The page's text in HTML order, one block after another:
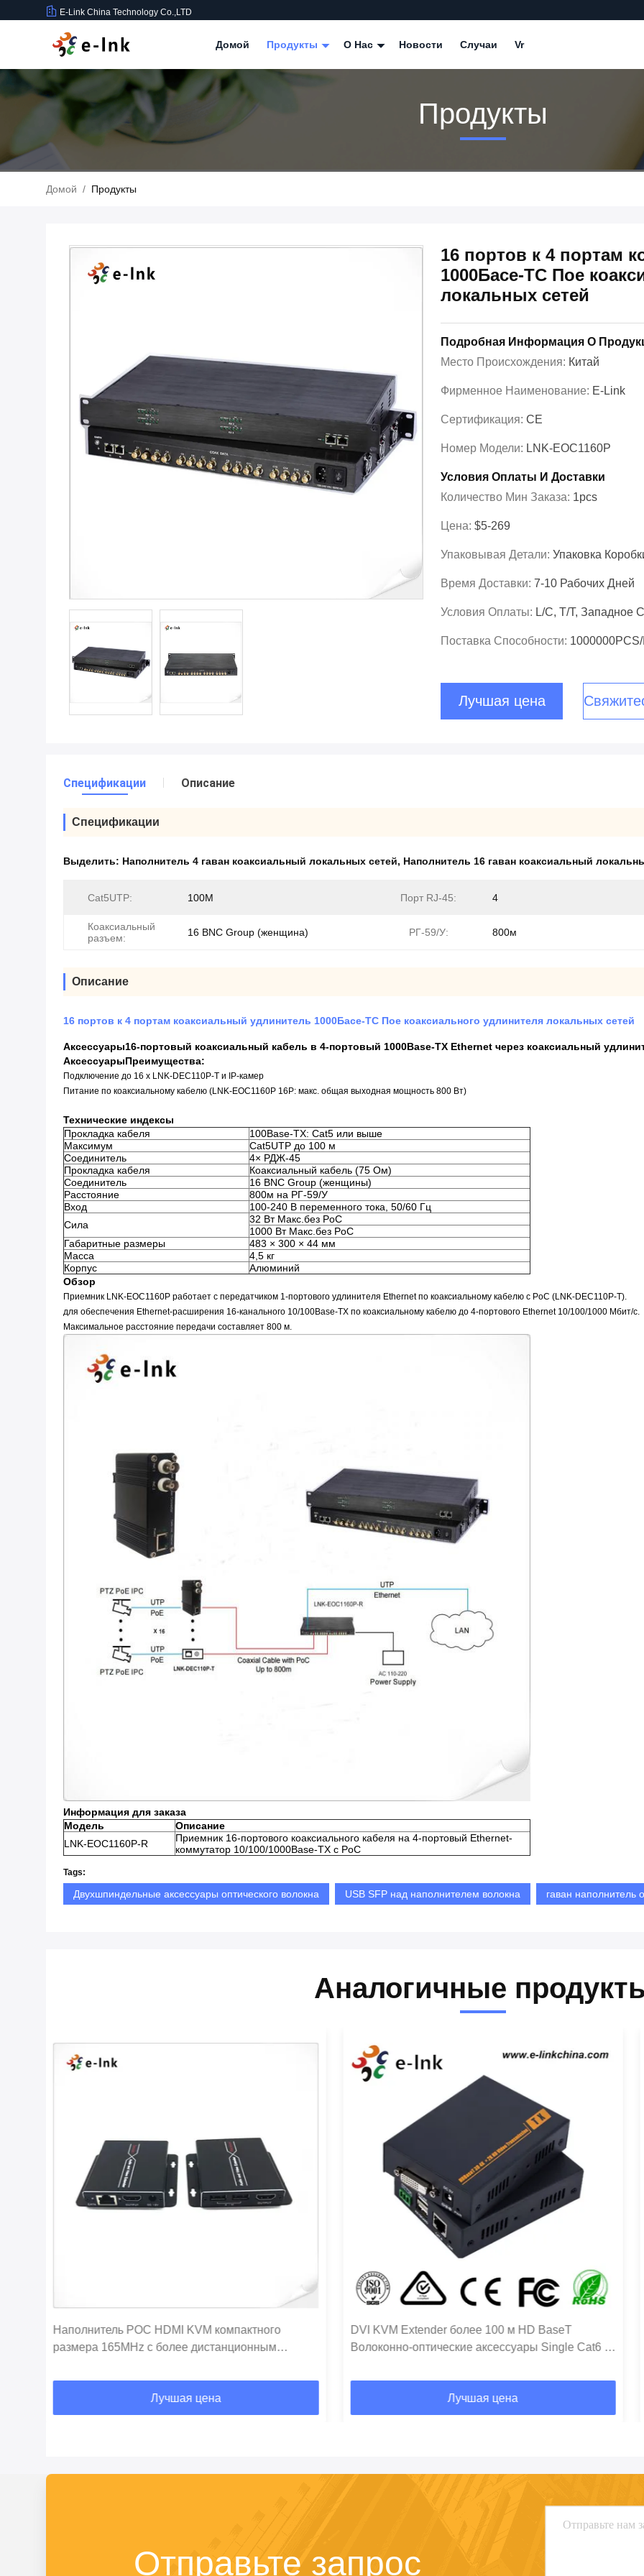
E-Link China Technology Co.,LTD
Домой Продукты О Нас Новости Случаи Vr
Продукты
Домой / Продукты
16 портов к 4 портам
1000Басе-ТС Пое
локальных сетей
Подробная Информация О
Место Происхождения: Китай
Фирменное Наименование: E-Link
Сертификация: CE
Номер Модели: LNK-EOC1160P
Условия Оплаты И Доставки
Количество Мин Заказа: 1pcs
Цена: $5-269
Упаковывая Детали: Упаковка
Время Доставки: 7-10 Рабочих Дней
Условия Оплаты: L/C, T/T, Западное
Поставка Способности:
Лучшая цена
Спецификации Описание
Спецификации
Выделить: Наполнитель 4 гаван коаксиальный локальных сетей, Наполнитель 16 гаван коаксиальный
Cat5UTP: 100М Порт RJ-45: 4
Коаксиальный
разъем:
16 BNC Group (женщина) РГ-59/У: 800м
Описание
16 портов к 4 портам коаксиальный удлинитель 1000Басе-ТС Пое коаксиального удлинителя локальных сетей
Аксессуары16-портовый коаксиальный кабель в 4-портовый 1000Base-TX Ethernet через коаксиальный
АксессуарыПреимущества:
Подключение до 16 x LNK-DEC110P-T и IP-камер
Питание по коаксиальному кабелю (LNK-EOC1160P 16P: макс. общая выходная мощность 800 Вт)
Технические индексы
Прокладка кабеля
100Base-TX: Cat5 или выше
Максимум
Cat5UTP до 100 м
Соединитель
4× РДЖ-45
Прокладка кабеля
Коаксиальный кабель (75 Ом)
Соединитель
16 BNC Group (женщины)
Расстояние
800м на РГ-59/У
Вход
100-240 В переменного тока, 50/60 Гц
Сила
32 Вт Макс.без PoC
1000 Вт Макс.без PoC
Габаритные размеры
483 × 300 × 44 мм
Масса
4,5 кг
Корпус
Алюминий
Обзор
Приемник LNK-EOC1160P работает с передатчиком 1-портового удлинителя Ethernet по коаксиальному кабелю с PoC (LNK-DEC110P-T).
для обеспечения Ethernet-расширения 16-канального 10/100Base-TX по коаксиальному кабелю до 4-портового Ethernet 10/100/1000 Мбит/с.
Максимальное расстояние передачи составляет 800 м.
Информация для заказа
Модель
Описание
LNK-EOC1160P-R
Приемник 16-портового коаксиального кабеля на 4-портовый Ethernet-
коммутатор 10/100/1000Base-TX с PoC
Tags:
Двухшпиндельные аксессуары оптического волокна USB SFP над наполнителем волокна гаван наполнитель
Аналогичные
Наполнитель POC HDMI KVM компактного
размера 165MHz с более дистанционным
Лучшая цена
DVI KVM Extender более 100 м HD BaseT
Волоконно-оптические аксессуары Single Cat6 7
Лучшая цена
Отправьте запрос